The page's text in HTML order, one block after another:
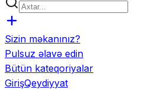
Sizin məkanınız?
Pulsuz əlavə edin
Bütün kateqoriyalar
GirişQeydiyyat